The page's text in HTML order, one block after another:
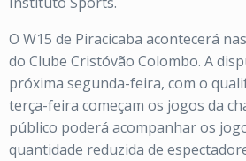
O W15 de Piracicaba acontecerá
do Clube Cristóvão Colombo. A
próxima segunda-feira, com o
terça-feira começam os jogos da
público poderá acompanhar os
quantidade reduzida de